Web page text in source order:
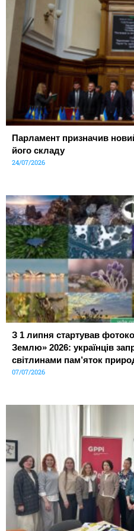
Парламент призначив
його складу
24/07/2026
З 1 липня стартував
Землю» 2026: українців
світлинами пам’яток
07/07/2026